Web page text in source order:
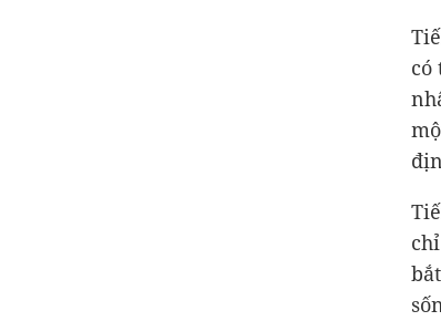
có